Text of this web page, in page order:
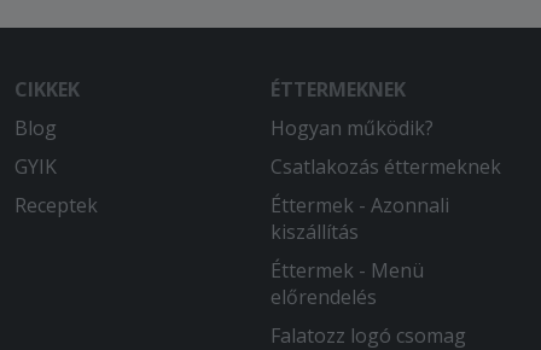
CIKKEK
Blog
GYIK
Receptek
ÉTTERMEKNEK
Hogyan működik?
Csatlakozás éttermeknek
Éttermek - Azonnali
kiszállítás
Éttermek - Menü
előrendelés
Falatozz logó csomag